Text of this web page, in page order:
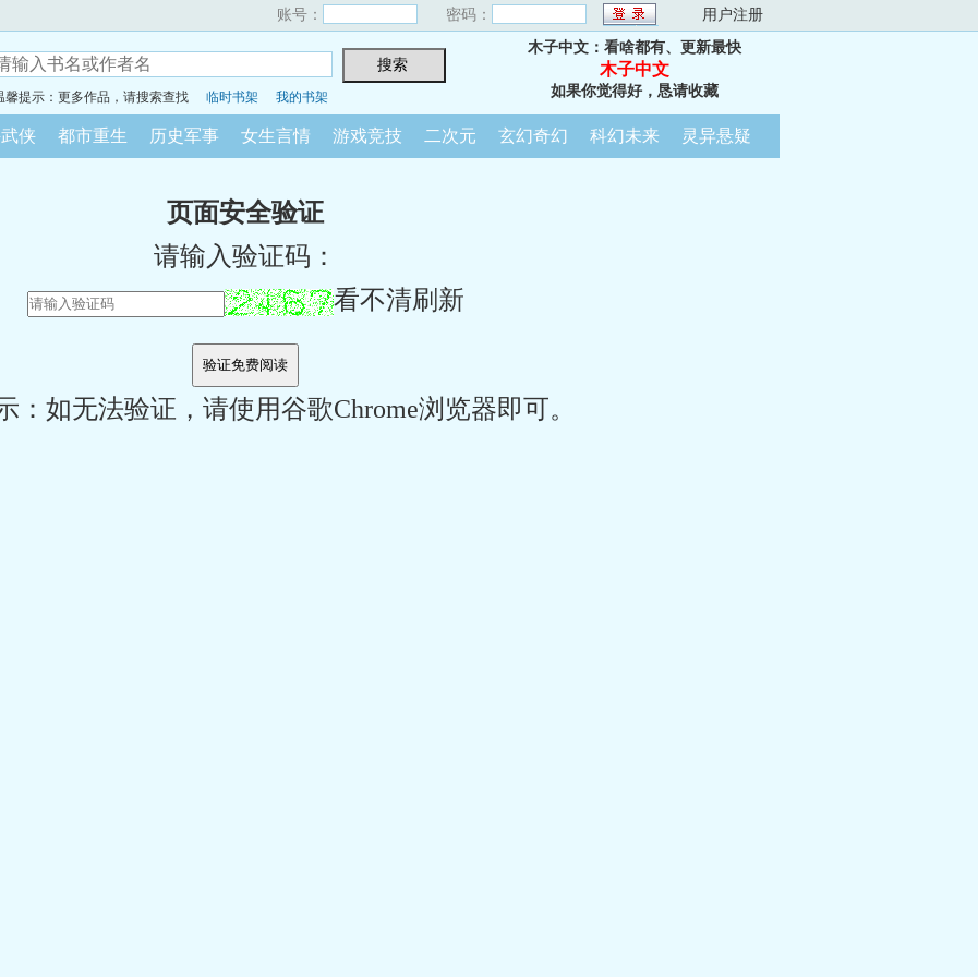
账号： 密码： 用户注册
馨提示：更多作品，请搜索查找 临时书架 我的书架
木子中文：看啥都有、更新最快
木子中文
如果你觉得好，恳请收藏
侠 都市重生 历史军事 女生言情 游戏竞技 二次元 玄幻奇幻 科幻未来 灵异悬疑
页面安全验证
请输入验证码：
看不清刷新
：如无法验证，请使用谷歌Chrome浏览器即可。